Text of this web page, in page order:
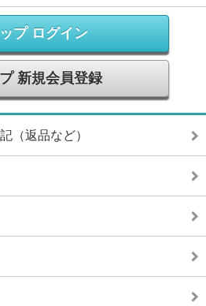
プ ログイン
新規会員登録
（返品など）